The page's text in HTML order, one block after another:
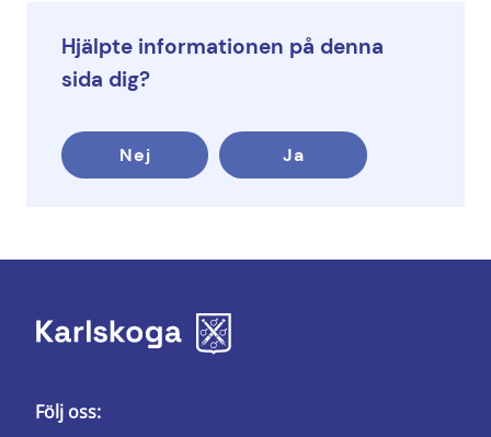
Hjälpte informationen på denna
sida dig?
Nej Ja
Följ oss: